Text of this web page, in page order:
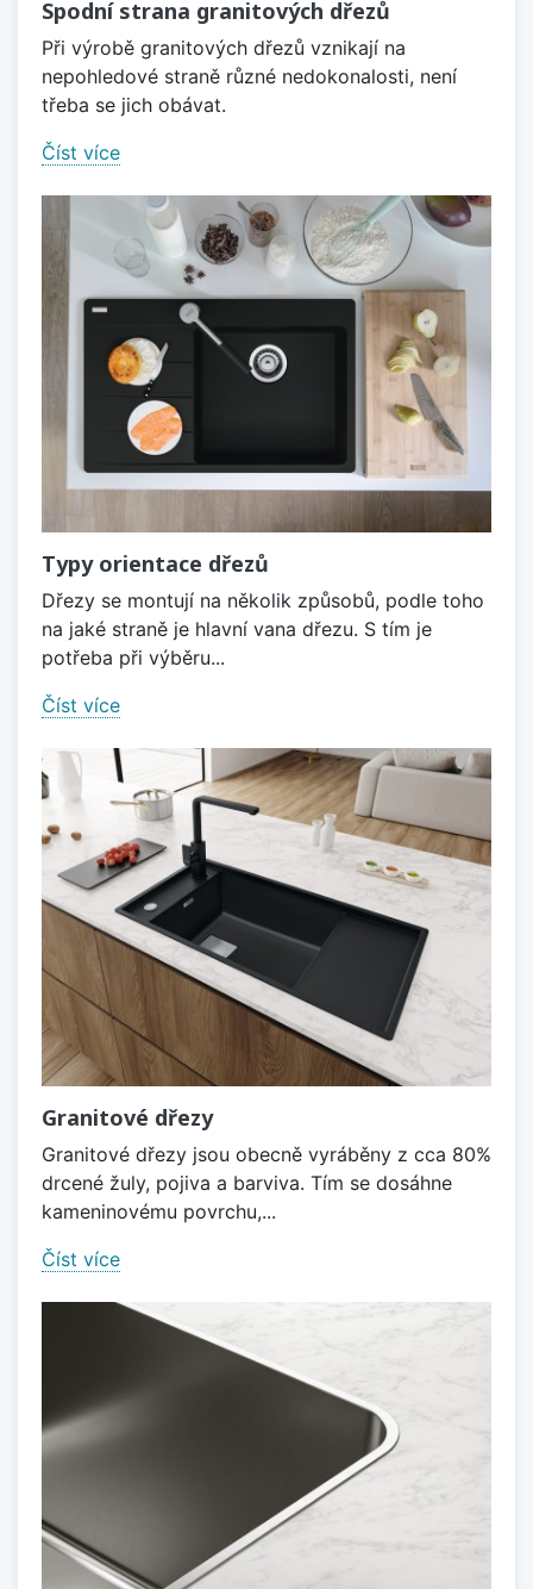
Spodní strana granitových dřezů
Při výrobě granitových dřezů vznikají na
nepohledové straně různé nedokonalosti, není
třeba se jich obávat.
Číst více
Typy orientace dřezů
Dřezy se montují na několik způsobů, podle toho
na jaké straně je hlavní vana dřezu. S tím je
potřeba při výběru...
Číst více
Granitové dřezy
Granitové dřezy jsou obecně vyráběny z cca 80%
drcené žuly, pojiva a barviva. Tím se dosáhne
kameninovému povrchu,...
Číst více